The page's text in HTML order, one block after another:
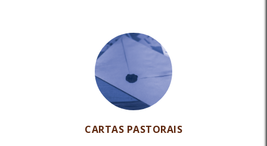
CARTAS PASTORAIS